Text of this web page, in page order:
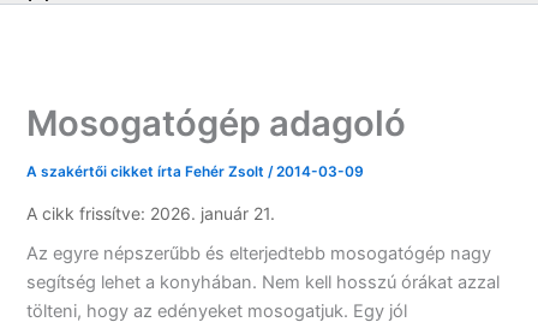
Mosogatógép adagoló
A szakértői cikket írtaFehér Zsolt /2014-03-09
A cikk frissítve: 2026. január 21.
Az egyre népszerűbb és elterjedtebb mosogatógép nagy
segítség lehet a konyhában. Nem kell hosszú órákat azzal
tölteni, hogy az edényeket mosogatjuk. Egy jól